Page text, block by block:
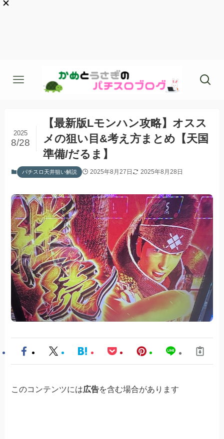
【最新版Lモンハン攻略】オスス
メの狙い目&考え方まとめ【天国
準備/だるま】
2025
8/28
パチスロ天井狙い解説 2025年8月27日 2025年8月28日
このコンテンツには広告を含む場合があります